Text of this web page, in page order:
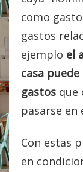
como
gastos
ejemplo el
casa
gastos que
pasarse en
Con estas
en